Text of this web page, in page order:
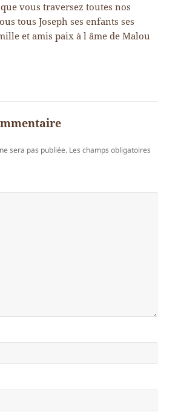
vous traversez toutes nos
tous Joseph ses enfants ses
et amis paix à l âme de Malou
sera pas publiée. Les champs obligatoires